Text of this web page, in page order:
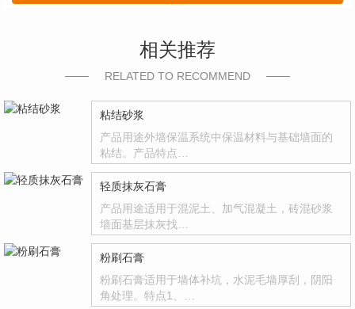
相关推荐
RELATED TO RECOMMEND
粘结砂浆
产品用途外墙保温系统中保温材料与基础墙面的
粘结。产品特点…
轻质抹灰石膏
产品用途适用于混泥土、加气混凝土，砖混砂浆
墙面基层抹灰找…
粉刷石膏
粉刷石膏适用于墙体补坑，水泥毛墙厚刮，阴阳
角处理。特点1、…